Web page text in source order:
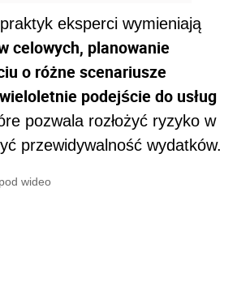
eksperci wymieniają
celowych, planowanie
o różne scenariusze
podejście do usług
pozwala rozłożyć ryzyko w
przewidywalność wydatków.
wideo